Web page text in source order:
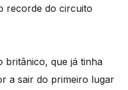
recorde do circuito
britânico, que já tinha
a sair do primeiro lugar